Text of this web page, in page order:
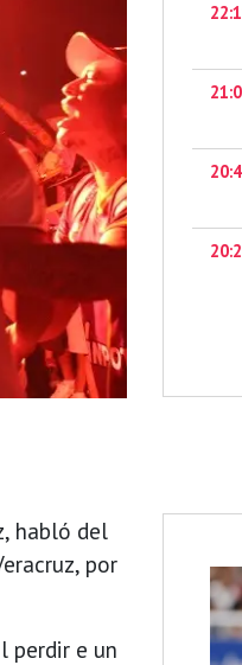
habló del
por
perdir e un